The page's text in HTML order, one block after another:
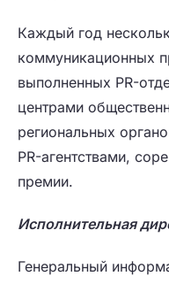
Каждый год
коммуникационных
выполненных PR-
центрами
региональных
PR-агентствами,
премии.
Исполнительная
Генеральный